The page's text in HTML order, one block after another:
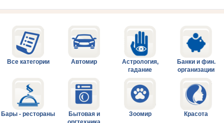
Все категории Автомир
Астрология,
гадание
Банки и фин.
организации
Бары - рестораны
Бытовая и
Зоомир Красота